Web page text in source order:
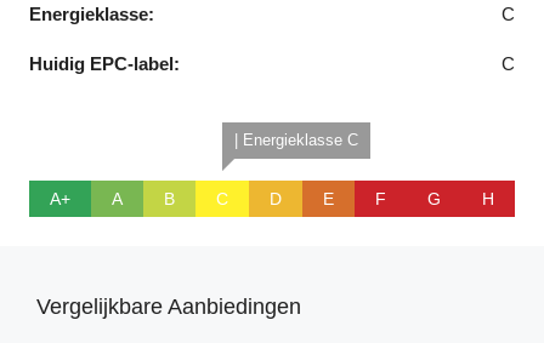
Energieklasse: C
Huidig EPC-label: C
A+ A B
| Energieklasse C
C D E F G H
Vergelijkbare Aanbiedingen